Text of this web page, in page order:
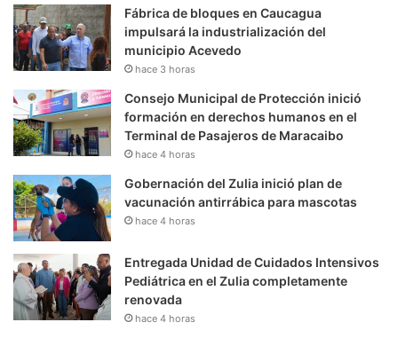
Fábrica de bloques en Caucagua
impulsará la industrialización del
municipio Acevedo
hace 3 horas
Consejo Municipal de Protección inició
formación en derechos humanos en el
Terminal de Pasajeros de Maracaibo
hace 4 horas
Gobernación del Zulia inició plan de
vacunación antirrábica para mascotas
hace 4 horas
Entregada Unidad de Cuidados Intensivos
Pediátrica en el Zulia completamente
renovada
hace 4 horas